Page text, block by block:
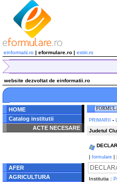
einformatii.ro | eformulare.ro | estiri.ro
website dezvoltat de einformatii.ro
HOME
Catalog institutii
ACTE NECESARE
/home/eformulare.ro/public_html/navigare/
AFER
AGRICULTURA
PRIMARII -
Judetul
| formulare | |
Institutia :